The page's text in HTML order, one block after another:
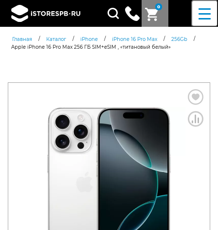
0
Поиск
товаров
Главная / Каталог / iPhone / iPhone 16 Pro Max / 256Gb
/
Apple iPhone 16 Pro Max 256 ГБ SIM+eSIM , «титановый белый»
политикой